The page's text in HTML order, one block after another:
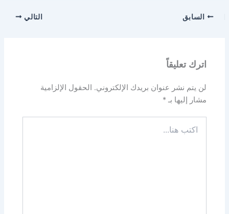
السابق التالي
اترك تعليقاً
لن يتم نشر عنوان بريدك الإلكتروني. الحقول الإلزامية
مشار إليها بـ*
هنا...